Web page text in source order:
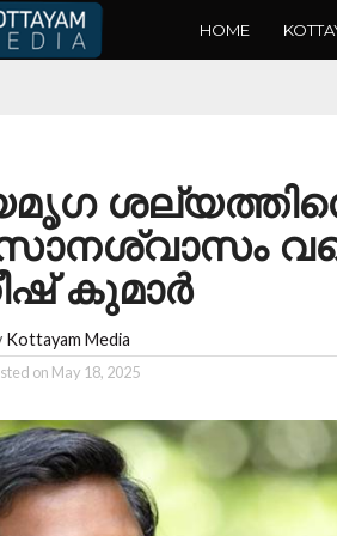
HOME
കുമാർ
Kottayam Media
on May 18, 2025